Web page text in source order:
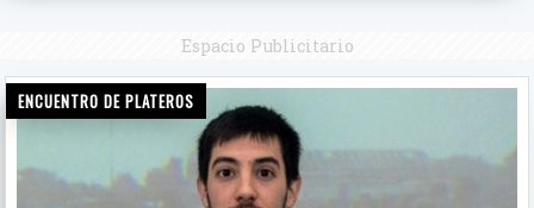
Espacio Publicitario
ENCUENTRO DE PLATEROS